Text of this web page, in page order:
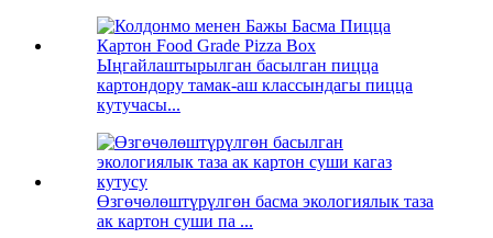
Ыңгайлаштырылган басылган пицца
картондору тамак-аш классындагы пицца
кутучасы...
Өзгөчөлөштүрүлгөн басма экологиялык таза
ак картон суши па ...